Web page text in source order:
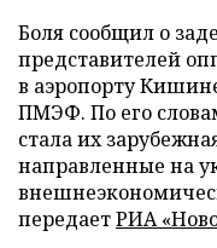
Боля сообщил о
представителей
в аэропорту
ПМЭФ. По его
стала их
направленные на
передаетРИА